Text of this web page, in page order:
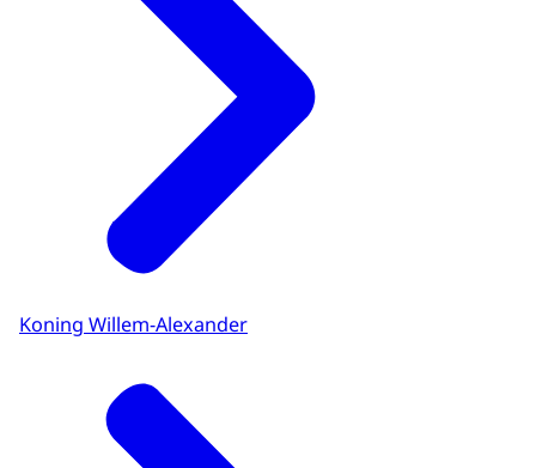
Koning Willem-Alexander